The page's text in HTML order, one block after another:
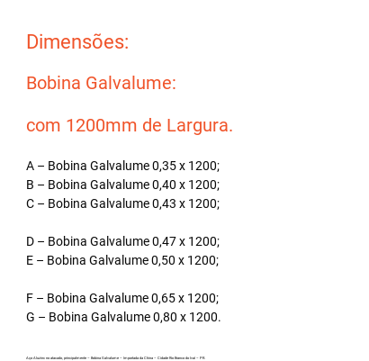
Dimensões:
Bobina Galvalume:
com 1200mm de Largura.
A – Bobina Galvalume 0,35 x 1200;
B – Bobina Galvalume 0,40 x 1200;
C – Bobina Galvalume 0,43 x 1200;
D – Bobina Galvalume 0,47 x 1200;
E – Bobina Galvalume 0,50 x 1200;
F – Bobina Galvalume 0,65 x 1200;
G – Bobina Galvalume 0,80 x 1200.
Aço Aluzinc no atacado, principalmente – Bobina Galvalume – Importada da China – Cidade Rio Branco do Ivaí – PR.